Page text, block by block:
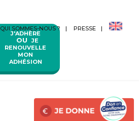
J'ADHÈRE
OU
JE
RENOUVELLE
MON
ADHÉSION
QUI SOMMES-NOUS ? PRESSE